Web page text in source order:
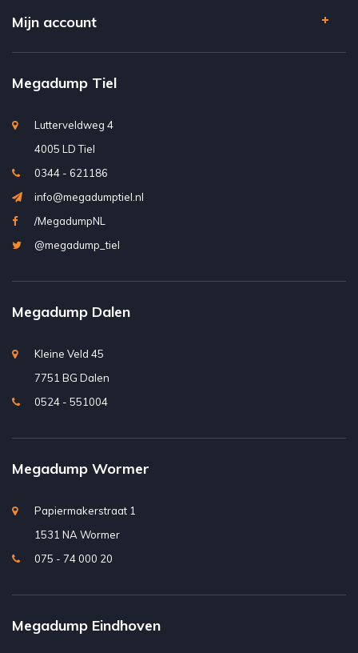
Mijn account
Megadump Tiel
Lutterveldweg 4
4005 LD Tiel
0344 - 621186
info@megadumptiel.nl
/MegadumpNL
@megadump_tiel
Megadump Dalen
Kleine Veld 45
7751 BG Dalen
0524 - 551004
Megadump Wormer
Papiermakerstraat 1
1531 NA Wormer
075 - 74 000 20
Megadump Eindhoven